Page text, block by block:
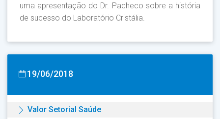
uma apresentação do Dr. Pacheco sobre a história
de sucesso do Laboratório Cristália.
19/06/2018
Valor Setorial Saúde